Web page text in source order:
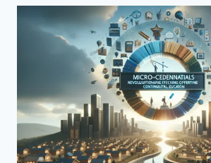
FORMAZIONE
CONTINUA